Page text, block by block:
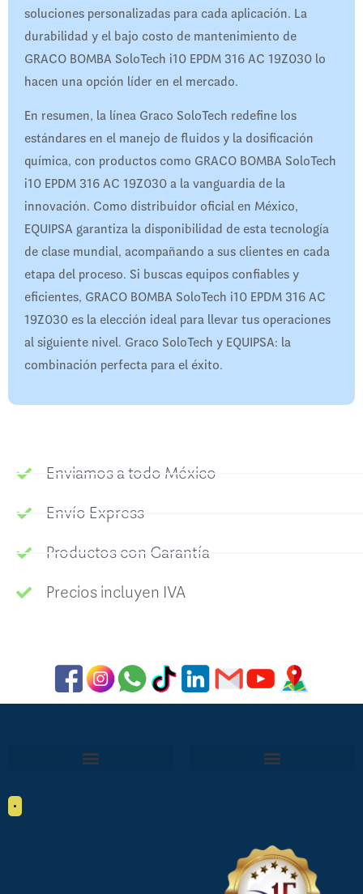
soluciones personalizadas para cada aplicación. La
durabilidad y el bajo costo de mantenimiento de
GRACO BOMBA SoloTech i10 EPDM 316 AC 19Z030 lo
hacen una opción líder en el mercado.
En resumen, la línea Graco SoloTech redefine los
estándares en el manejo de fluidos y la dosificación
química, con productos como GRACO BOMBA SoloTech
i10 EPDM 316 AC 19Z030 a la vanguardia de la
innovación. Como distribuidor oficial en México,
EQUIPSA garantiza la disponibilidad de esta tecnología
de clase mundial, acompañando a sus clientes en cada
etapa del proceso. Si buscas equipos confiables y
eficientes, GRACO BOMBA SoloTech i10 EPDM 316 AC
19Z030 es la elección ideal para llevar tus operaciones
al siguiente nivel. Graco SoloTech y EQUIPSA: la
combinación perfecta para el éxito.
Enviamos a todo México
Envío Express
Productos con Garantía
Precios incluyen IVA
•